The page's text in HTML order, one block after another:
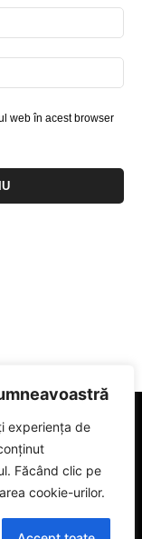
experiența de
Făcând clic pe
cookie-urilor.
web în acest browser